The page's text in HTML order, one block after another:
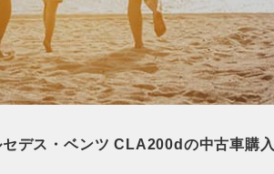
セデス・ベンツ CLA200dの中古車購入